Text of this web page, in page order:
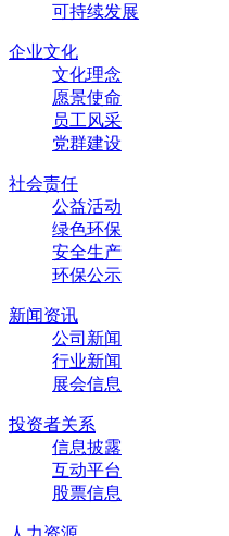
可持续发展
企业文化
文化理念
愿景使命
员工风采
党群建设
社会责任
公益活动
绿色环保
安全生产
环保公示
新闻资讯
公司新闻
行业新闻
展会信息
投资者关系
信息披露
互动平台
股票信息